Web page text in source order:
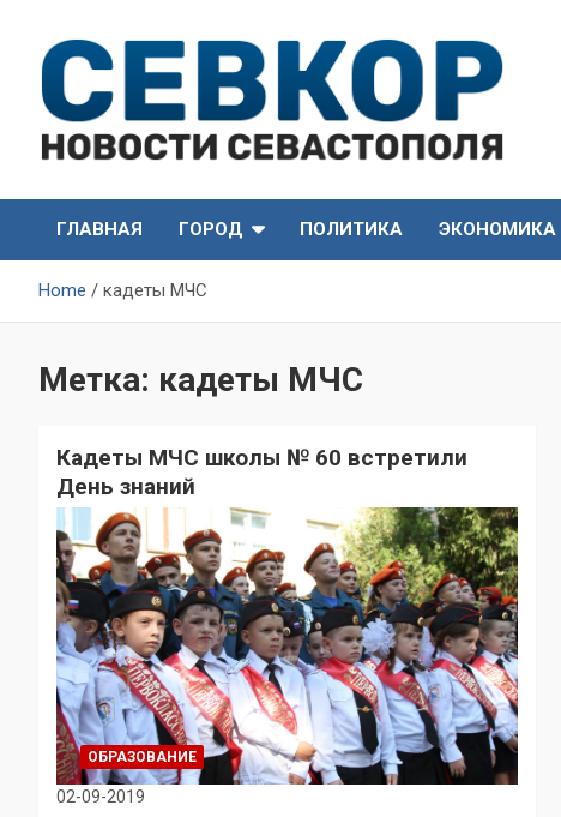
content
СевКор — Новости
Севастополя
Севастополя
ГЛАВНАЯ
ГОРОД ПОЛИТИКА ЭКОНОМИКА
Home кадеты МЧС
Метка: кадеты МЧС
Кадеты МЧС школы № 60 встретили
День знаний
ОБРАЗОВАНИЕ
02-09-2019